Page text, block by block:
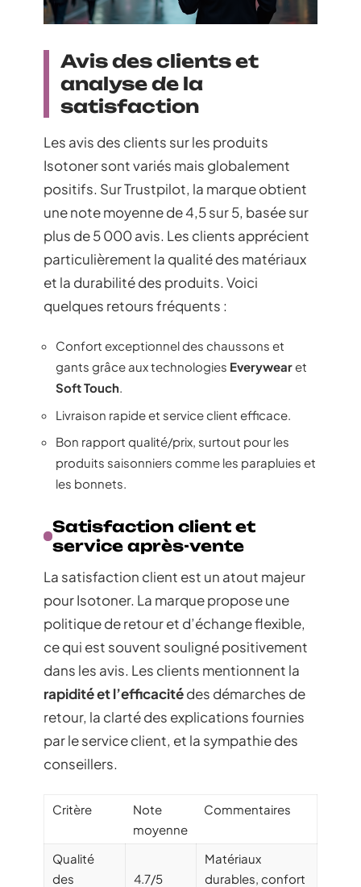
Avis des clients et
analyse de la
satisfaction
Les avis des clients sur les produits
Isotoner sont variés mais globalement
positifs. Sur Trustpilot, la marque obtient
une note moyenne de 4,5 sur 5, basée sur
plus de 5 000 avis. Les clients apprécient
particulièrement la qualité des matériaux
et la durabilité des produits. Voici
quelques retours fréquents :
Confort exceptionnel des chaussons et
gants grâce aux technologies Everywearet
Soft Touch.
Livraison rapide et service client efficace.
Bon rapport qualité/prix, surtout pour les
produits saisonniers comme les parapluies et
les bonnets.
Satisfaction client et
service après-vente
La satisfaction client est un atout majeur
pour Isotoner. La marque propose une
politique de retour et d’échange flexible,
ce qui est souvent souligné positivement
dans les avis. Les clients mentionnent la
rapidité et l’efficacitédes démarches de
retour, la clarté des explications fournies
par le service client, et la sympathie des
conseillers.
Critère
Note
moyenne
Commentaires
Qualité
des
4.7/5
Matériaux
durables, confort